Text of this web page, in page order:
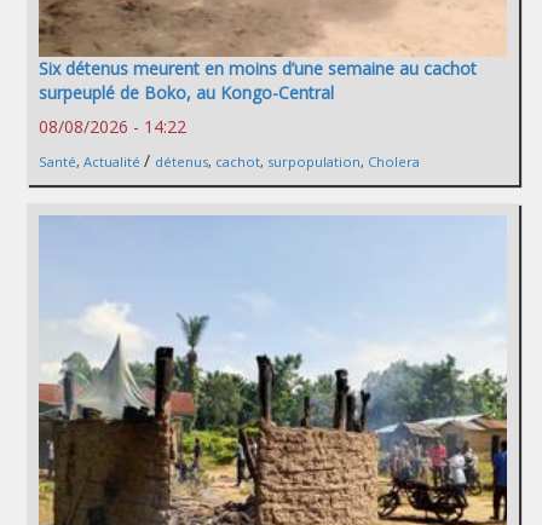
Six détenus meurent en moins d’une semaine au cachot
surpeuplé de Boko, au Kongo-Central
08/08/2026 - 14:22
Santé, Actualité / détenus, cachot, surpopulation, Cholera